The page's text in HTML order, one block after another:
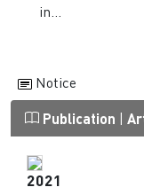
in...
Notice
Publication |
2021